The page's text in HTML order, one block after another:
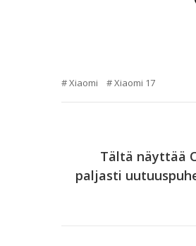
Xiaomi Xiaomi 17
Tältä näyttää
paljasti